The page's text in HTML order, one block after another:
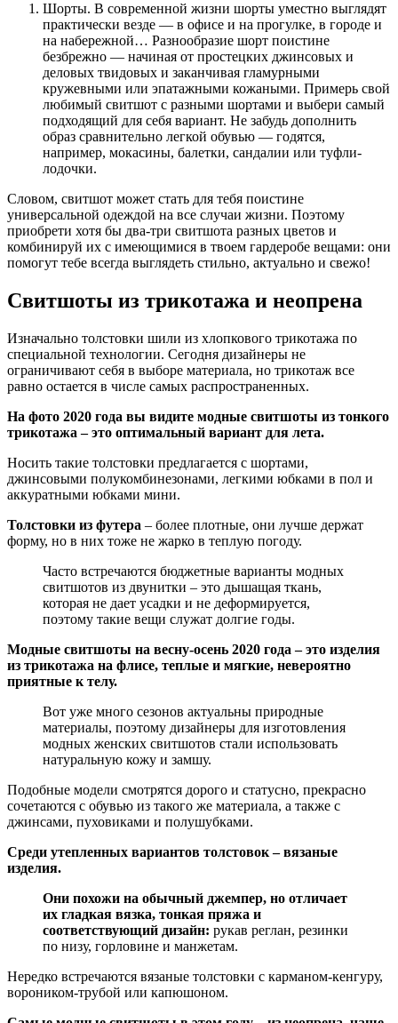
Шорты. В современной жизни шорты уместно выглядят
практически везде — в офисе и на прогулке, в городе и
на набережной… Разнообразие шорт поистине
безбрежно — начиная от простецких джинсовых и
деловых твидовых и заканчивая гламурными
кружевными или эпатажными кожаными. Примерь свой
любимый свитшот с разными шортами и выбери самый
подходящий для себя вариант. Не забудь дополнить
образ сравнительно легкой обувью — годятся,
например, мокасины, балетки, сандалии или туфли-
лодочки.
Словом, свитшот может стать для тебя поистине
универсальной одеждой на все случаи жизни. Поэтому
приобрети хотя бы два-три свитшота разных цветов и
комбинируй их с имеющимися в твоем гардеробе вещами: они
помогут тебе всегда выглядеть стильно, актуально и свежо!
Свитшоты из трикотажа и неопрена
Изначально толстовки шили из хлопкового трикотажа по
специальной технологии. Сегодня дизайнеры не
ограничивают себя в выборе материала, но трикотаж все
равно остается в числе самых распространенных.
На фото 2020 года вы видите модные свитшоты из тонкого
трикотажа – это оптимальный вариант для лета.
Носить такие толстовки предлагается с шортами,
джинсовыми полукомбинезонами, легкими юбками в пол и
аккуратными юбками мини.
Толстовки из футера – более плотные, они лучше держат
форму, но в них тоже не жарко в теплую погоду.
Часто встречаются бюджетные варианты модных
свитшотов из двунитки – это дышащая ткань,
которая не дает усадки и не деформируется,
поэтому такие вещи служат долгие годы.
Модные свитшоты на весну-осень 2020 года – это изделия
из трикотажа на флисе, теплые и мягкие, невероятно
приятные к телу.
Вот уже много сезонов актуальны природные
материалы, поэтому дизайнеры для изготовления
модных женских свитшотов стали использовать
натуральную кожу и замшу.
Подобные модели смотрятся дорого и статусно, прекрасно
сочетаются с обувью из такого же материала, а также с
джинсами, пуховиками и полушубками.
Среди утепленных вариантов толстовок – вязаные
изделия.
Они похожи на обычный джемпер, но отличает
их гладкая вязка, тонкая пряжа и
соответствующий дизайн: рукав реглан, резинки
по низу, горловине и манжетам.
Нередко встречаются вязаные толстовки с карманом-кенгуру,
вороником-трубой или капюшоном.